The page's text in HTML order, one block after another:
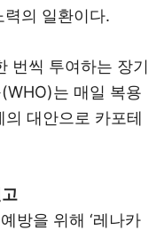
의 일환이다.
번씩 투여하는 장기
는 매일 복용
대안으로 카포테
방을 위해 ‘레나카